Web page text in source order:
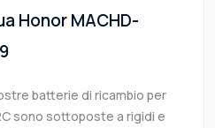
Honor MACHD-
batterie di ricambio per
sono sottoposte a rigidi e